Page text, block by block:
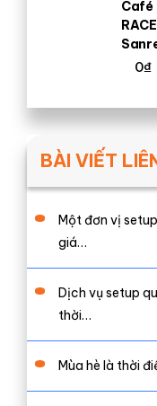
Café
0₫
BÀI VIẾT
Một đơn vị
giá…
Dịch vụ setup
thời…
Mùa hè là thời